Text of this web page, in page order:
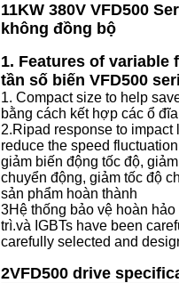
11KW 380V VFD500
không đồng bộ
1. Features of variable
tần số biến VFD500
1. Compact size to help
bằng cách kết hợp các ổ
2.Ripad response to
reduce the speed
giảm biến động tốc độ,
chuyển động, giảm tốc độ
sản phẩm hoàn thành
3Hệ thống bảo vệ hoàn
trì.và IGBTs have been
carefully selected and
2VFD500 drive